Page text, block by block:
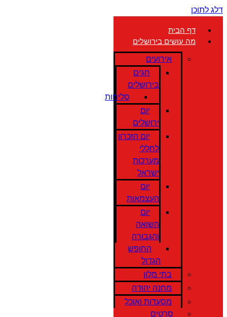
דלג לתוכן
דף הבית
מה עושים בירושלים
אירועים
חגים
בירושלים
סליחות
יום
ירושלים
יום הזכרון
לחללי
מערכות
ישראל
יום
העצמאות
יום
השואה
והגבורה
החופש
הגדול
בתי מלון
מחנה יהודה
מסעדות ואוכל
סרטים